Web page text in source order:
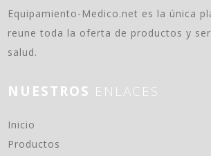
Equipamiento-Medico.net es la única
reune toda la oferta de productos y
salud.
NUESTROS ENLACES
Inicio
Productos